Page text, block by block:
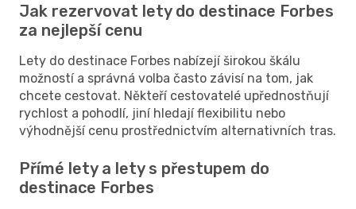
Jak rezervovat lety do destinace Forbes
za nejlepší cenu
Lety do destinace Forbes nabízejí širokou škálu
možností a správná volba často závisí na tom, jak
chcete cestovat. Někteří cestovatelé upřednostňují
rychlost a pohodlí, jiní hledají flexibilitu nebo
výhodnější cenu prostřednictvím alternativních tras.
Přímé lety a lety s přestupem do
destinace Forbes